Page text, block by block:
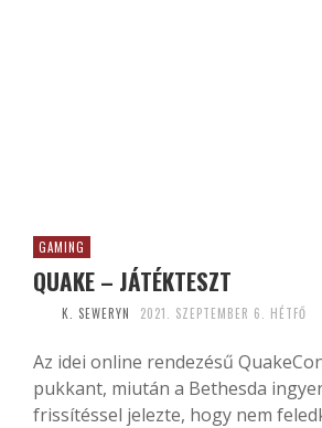
GAMING
QUAKE – JÁTÉKTESZT
K. SEWERYN 2021. SZEPTEMBER 6. HÉTFŐ
Az idei online rendezésű
pukkant, miután a Bethesda
frissítéssel jelezte, hogy nem